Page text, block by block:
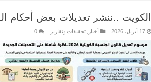
الكويت ..ننشر تعديلات بعض أحكام
17 أبريل، 2026 أخبار تحقيقات وتقارير 0